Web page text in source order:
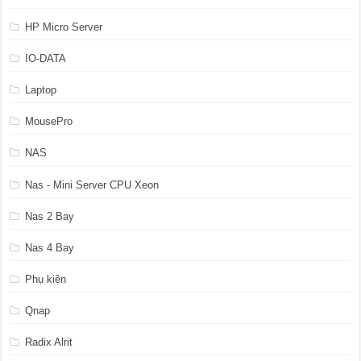
HP Micro Server
IO-DATA
Laptop
MousePro
NAS
Nas - Mini Server CPU Xeon
Nas 2 Bay
Nas 4 Bay
Phụ kiện
Qnap
Radix Alrit